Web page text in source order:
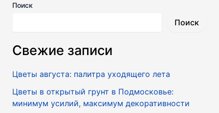
Поиск
Поиск
Свежие записи
Цветы августа: палитра уходящего лета
Цветы в открытый грунт в Подмосковье:
минимум усилий, максимум декоративности